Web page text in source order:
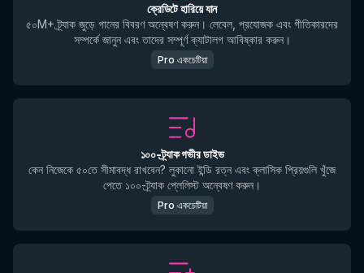
ক্রেডিটে হারিয়ে যান
৫০M+ ট্র্যাক জুড়ে গানের বিবরণ অন্বেষণ করুন। লেবেল, প্রযোজক এবং গীতিকারদের
সম্পর্কে জানুন এবং তাদের সম্পূর্ণ ক্যাটালগ আবিষ্কার করুন।
Pro একচেটিয়া
১০০-ট্র্যাক গভীর ডাইভ
কেন নিজেকে ৫০তে সীমাবদ্ধ রাখবেন? লুকানো ইন্ডি রত্ন এবং ক্লাসিক প্রিয়গুলি খুঁজে
পেতে ১০০-ট্র্যাক প্লেলিস্ট অন্বেষণ করুন।
Pro একচেটিয়া